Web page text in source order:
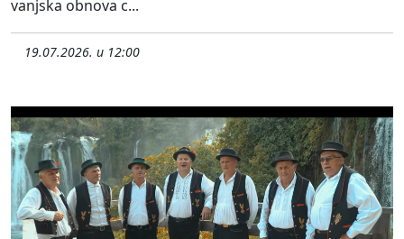
vanjska obnova c...
19.07.2026. u 12:00